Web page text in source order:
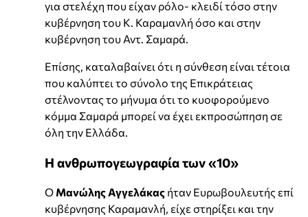
για στελέχη που είχαν ρόλο- κλειδί τόσο στην
κυβέρνηση του Κ. Καραμανλή όσο και στην
κυβέρνηση του Αντ. Σαμαρά.
Επίσης, καταλαβαίνει ότι η σύνθεση είναι τέτοια
που καλύπτει το σύνολο της Επικράτειας
στέλνοντας το μήνυμα ότι το κυοφορούμενο
κόμμα Σαμαρά μπορεί να έχει εκπροσώπηση σε
όλη την Ελλάδα.
Η ανθρωπογεωγραφία των «10»
Ο Μανώλης Αγγελάκας ήταν Ευρωβουλευτής επί
κυβέρνησης Καραμανλή, είχε στηρίξει και την